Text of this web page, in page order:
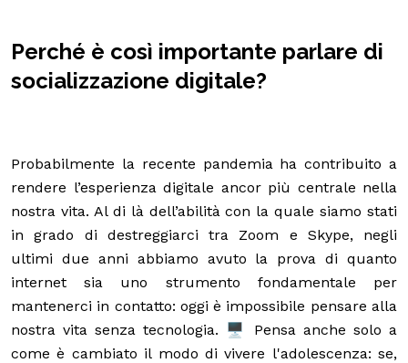
Perché è così importante parlare di
socializzazione digitale?
Probabilmente la recente pandemia ha contribuito a
rendere l’esperienza digitale ancor più centrale nella
nostra vita. Al di là dell’abilità con la quale siamo stati
in grado di destreggiarci tra Zoom e Skype, negli
ultimi due anni abbiamo avuto la prova di quanto
internet sia uno strumento fondamentale per
mantenerci in contatto: oggi è impossibile pensare alla
nostra vita senza tecnologia. 🖥️ Pensa anche solo a
come è cambiato il modo di vivere l'adolescenza: se,